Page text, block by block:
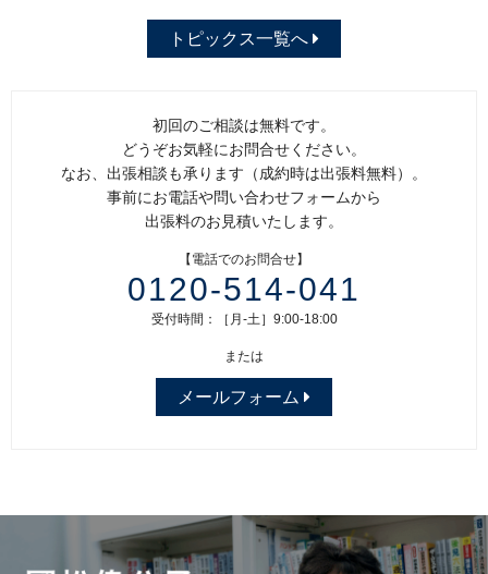
トピックス一覧へ
初回のご相談は無料です。
どうぞお気軽にお問合せください。
なお、出張相談も承ります（成約時は出張料無料）。
事前にお電話や問い合わせフォームから
出張料のお見積いたします。
【電話でのお問合せ】
0120-514-041
受付時間：［月-土］9:00-18:00
または
メールフォーム